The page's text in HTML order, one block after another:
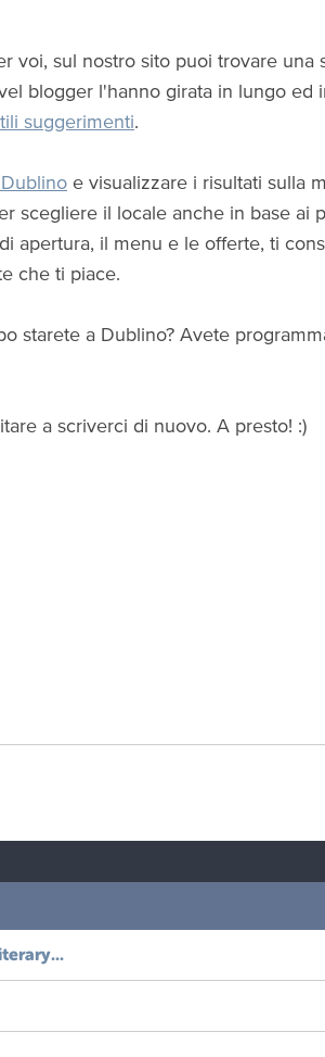
voi, sul nostro sito puoi trovare una
blogger l'hanno girata in lungo ed
suggerimenti.
e visualizzare i risultati sulla
scegliere il locale anche in base ai
apertura, il menu e le offerte, ti
che ti piace.
starete a Dublino? Avete
a scriverci di nuovo. A presto! :)